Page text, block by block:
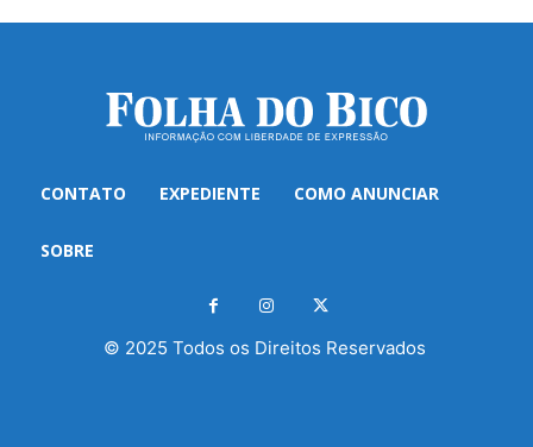
CONTATO EXPEDIENTE COMO ANUNCIAR
SOBRE
© 2025 Todos os Direitos Reservados